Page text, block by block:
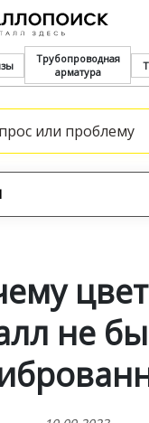
Трубопроводная
арматура
не